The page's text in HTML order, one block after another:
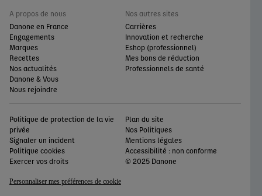
A propos de nous
Danone en France
Engagements
Marques
Recettes
Nos actualités
Danone & Vous
Nous rejoindre
Nos autres sites
Carrières
Innovation et recherche
Eshop (professionnel)
Mes bons de réduction
Professionnels de santé
Politique de protection de la vie
privée
Signaler un incident
Politique cookies
Exercer vos droits
Personnaliser mes préférences de cookie
Plan du site
Nos Politiques
Mentions légales
Accessibilité : non conforme
© 2025 Danone